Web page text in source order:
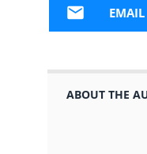
EMAIL
ABOUT THE